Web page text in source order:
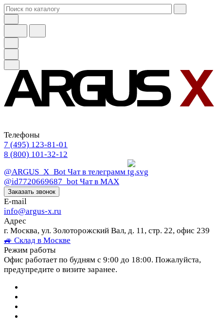
Телефоны
7 (495) 123-81-01
8 (800) 101-32-12
@ARGUS_X_Bot Чат в телеграмм
@id7720669687_bot Чат в МАХ
Заказать звонок
E-mail
info@argus-x.ru
Адрес
г. Москва, ул. Золоторожский Вал, д. 11, стр. 22, офис 239
🚙 Склад в Москве
Режим работы
Офис работает по будням с 9:00 до 18:00. Пожалуйста,
предупредите о визите заранее.